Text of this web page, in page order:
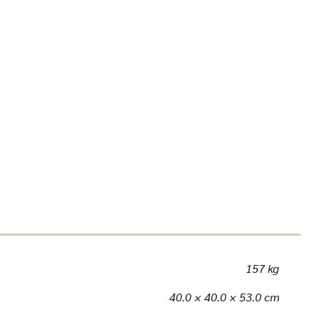
157 kg
40.0 × 40.0 × 53.0 cm